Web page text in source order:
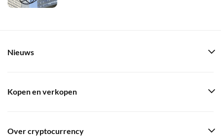
Nieuws
Kopen en verkopen
Over cryptocurrency